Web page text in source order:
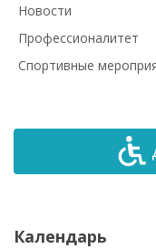
Новости
Профессионалитет
Спортивные
Календарь